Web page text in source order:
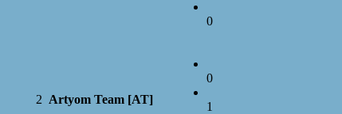
0
2 Artyom Team [AT]
0
1